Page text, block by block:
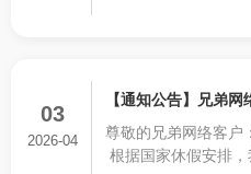
03
2026-04
【通知公告】兄弟
尊敬的兄弟网络客户：
根据国家休假安排，